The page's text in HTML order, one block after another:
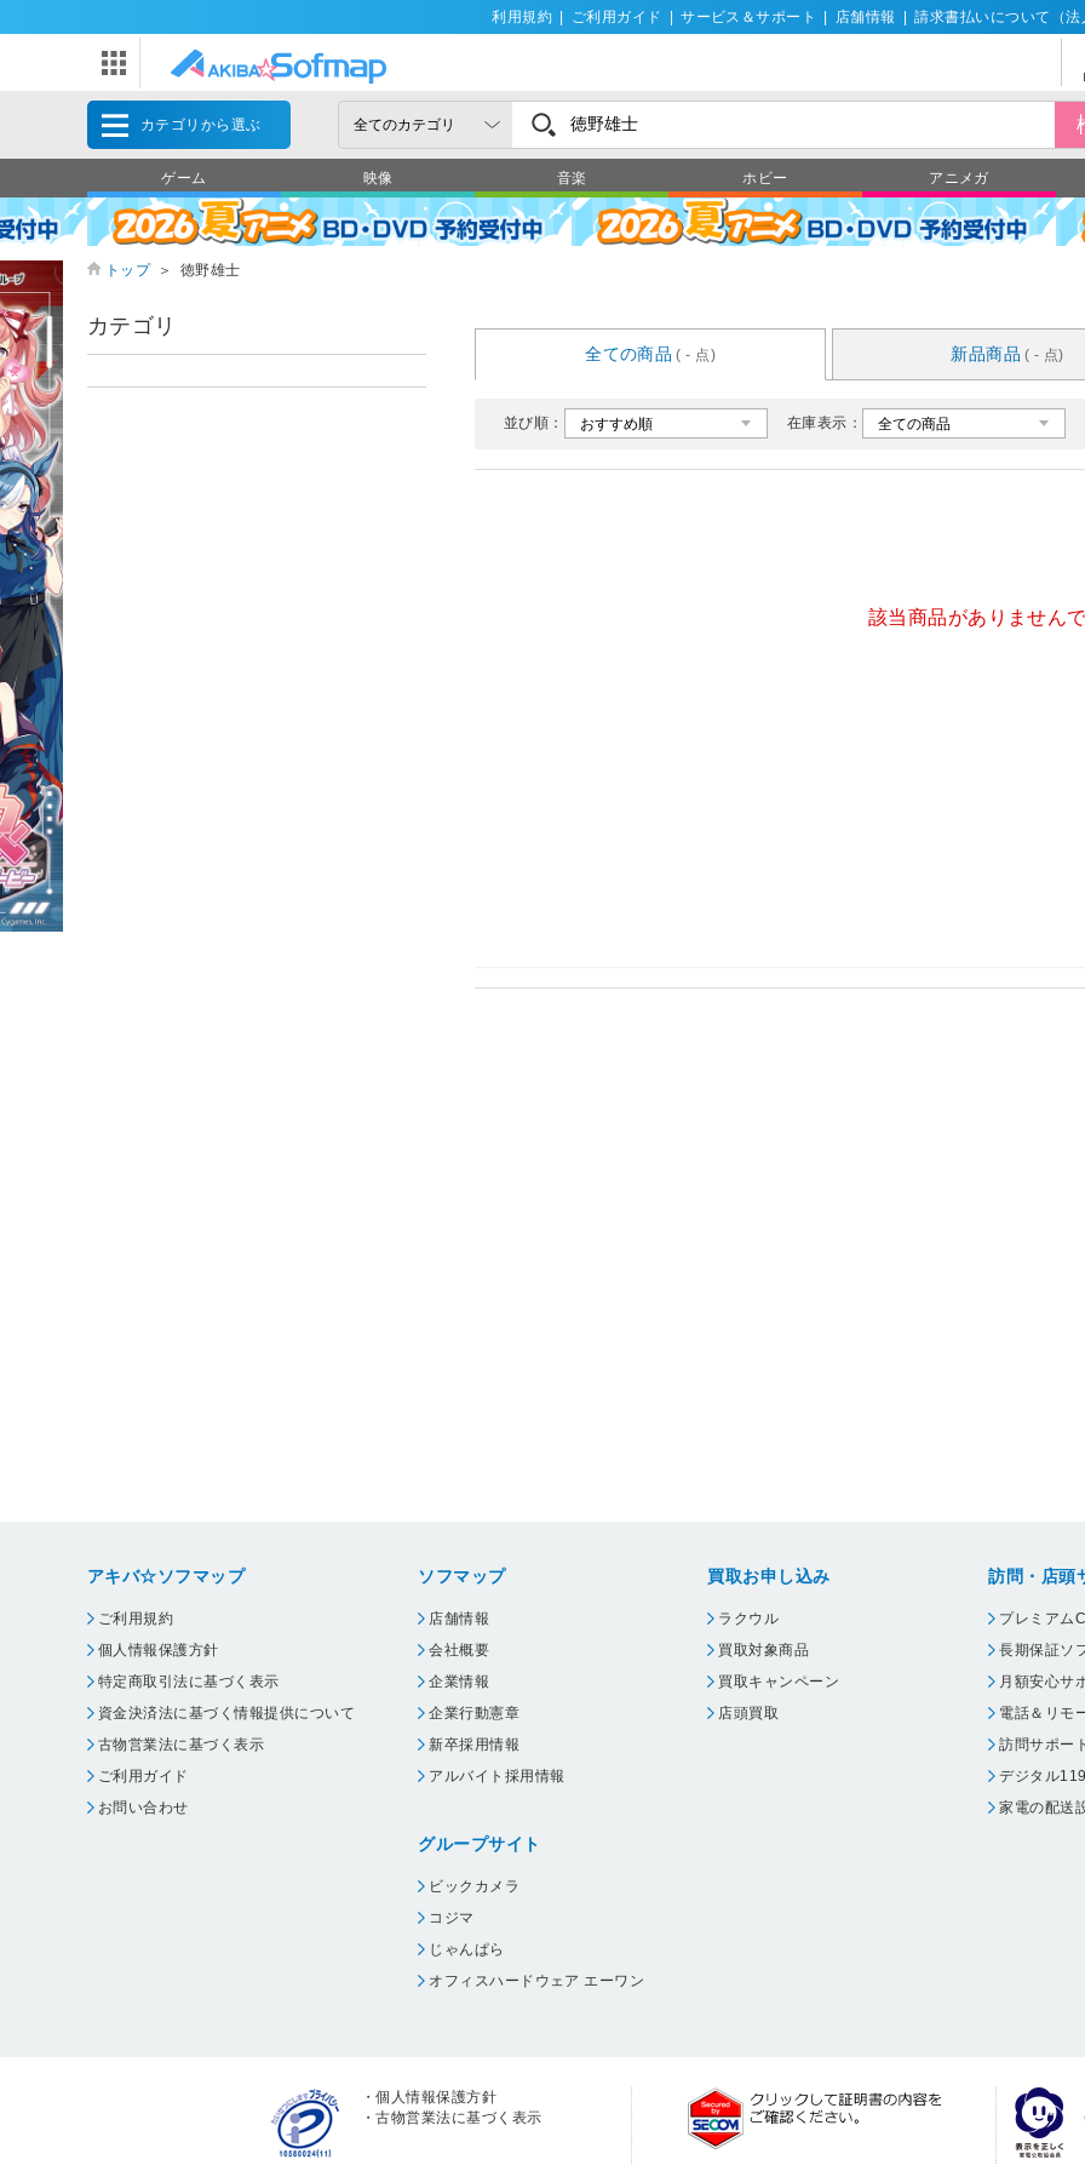
利用規約 ご利用ガイド サービス＆サポート 店舗情報 請求書払いについて（法
カテゴリから選ぶ
ゲーム 映像 音楽 ホビー アニメガ
トップ ＞ 徳野雄士
全ての商品 ( - 点) 新品商品 ( - 点)
並び順： 在庫表示：
該当商品がありません
カテゴリ
アキバ☆ソフマップ
ご利用規約
個人情報保護方針
特定商取引法に基づく表示
資金決済法に基づく情報提供について
古物営業法に基づく表示
ご利用ガイド
お問い合わせ
ソフマップ
店舗情報
会社概要
企業情報
企業行動憲章
新卒採用情報
アルバイト採用情報
グループサイト
ビックカメラ
コジマ
じゃんぱら
オフィスハードウェア エーワン
買取お申し込み
ラクウル
買取対象商品
買取キャンペーン
店頭買取
訪問・店頭
プレミアム
長期保証ソ
月額安心サ
電話＆リモ
訪問サポー
デジタル
家電の配送
・個人情報保護方針
・古物営業法に基づく表示